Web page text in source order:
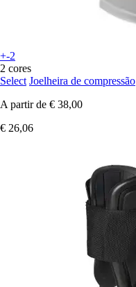
+-2
2 cores
Select Joelheira de compressão
A partir de € 38,00
€ 26,06